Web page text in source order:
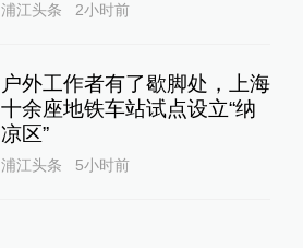
浦江头条 2小时前
户外工作者有了歇脚处，上海
十余座地铁车站试点设立“纳
凉区”
浦江头条 5小时前